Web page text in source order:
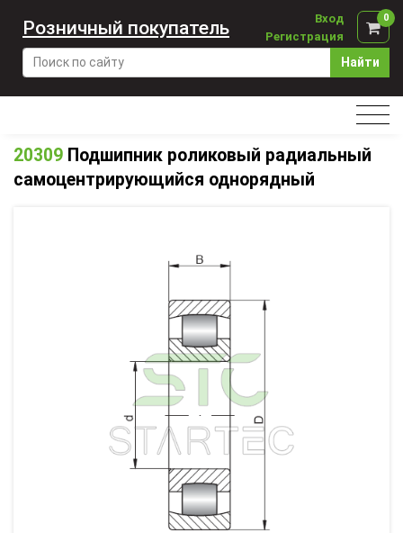
Найти
Вход
Регистрация
0
Розничный покупатель
20309 Подшипник роликовый радиальный
самоцентрирующийся однорядный